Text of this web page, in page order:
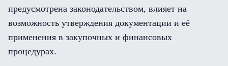
предусмотрена законодательством, влияет на
возможность утверждения документации и её
применения в закупочных и финансовых
процедурах.